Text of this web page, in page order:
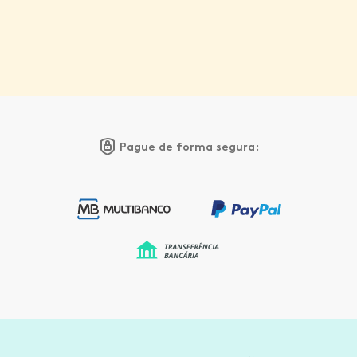
Pague de forma segura: